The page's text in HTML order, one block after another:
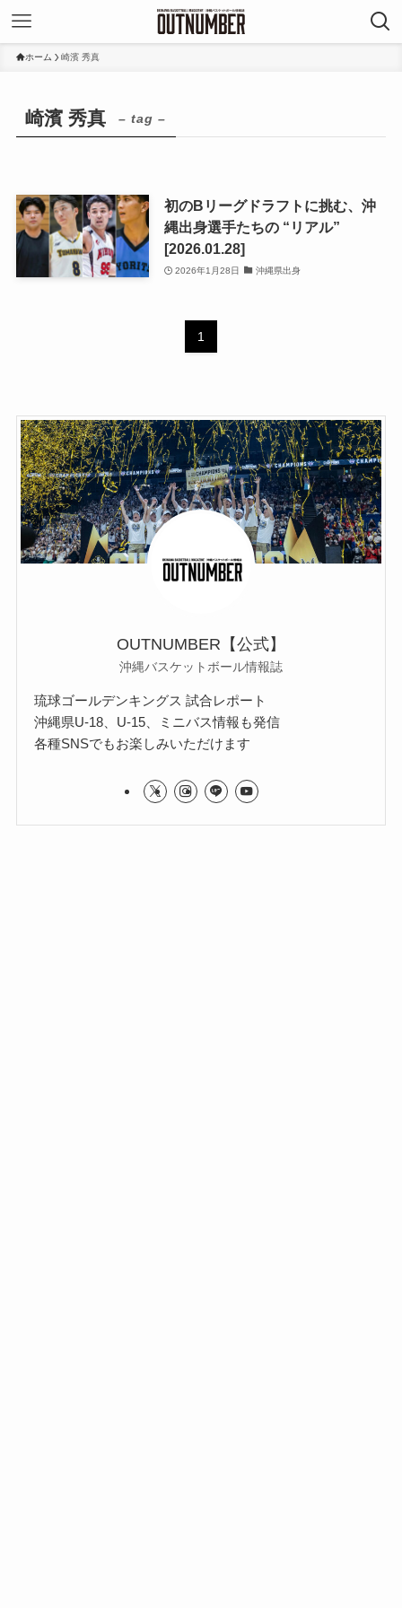
ホーム 崎濱 秀真
崎濱 秀真 – tag –
初のBリーグドラフトに挑む、沖
縄出身選手たちの “リアル”
[2026.01.28]
2026年1月28日 沖縄県出身
1
OUTNUMBER【公式】
沖縄バスケットボール情報誌
琉球ゴールデンキングス 試合レポート
沖縄県U-18、U-15、ミニバス情報も発信
各種SNSでもお楽しみいただけます